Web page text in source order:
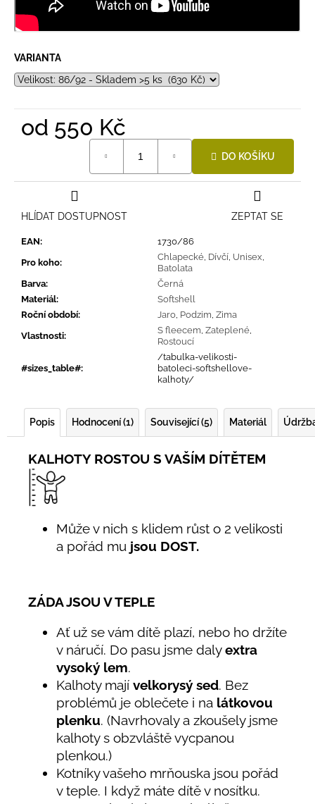
VARIANTA
od 550 Kč
DO KOŠÍKU
EAN:
1730/86
Pro koho:
Chlapecké, Dívčí, Unisex,
Batolata
Barva:
Černá
Materiál:
Softshell
Roční období: Jaro, Podzim, Zima
Vlastnosti:
S fleecem, Zateplené,
Rostoucí
#sizes_table#:
/tabulka-velikosti-
batoleci-softshellove-
kalhoty/
ZEPTAT SE
HLÍDAT DOSTUPNOST
Popis Hodnocení (1) Související (5) Materiál
KALHOTY ROSTOU S VAŠÍM DÍTĚTEM
Může v nich s klidem růst o 2 velikosti
a pořád mu jsou DOST.
ZÁDA JSOU V TEPLE
Ať už se vám dítě plazí, nebo ho držíte
v náručí. Do pasu jsme dalyextra
vysoký lem.
Kalhoty mají velkorysý sed. Bez
problémů je oblečete i na látkovou
plenku. (Navrhovaly a zkoušely jsme
kalhoty s obzvláště vycpanou
plenkou.)
Kotníky vašeho mrňouska jsou pořád
v teple. I když máte dítě v nosítku.